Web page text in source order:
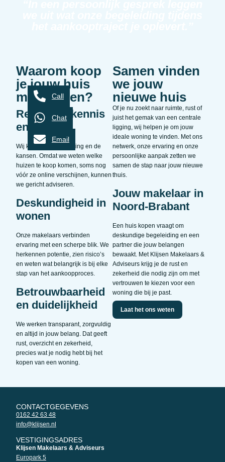
Waarom koop
je jouw huis
met Klijsen?
Regionale kennis
en inzicht
Wij kennen de omgeving en de
kansen. Omdat we weten welke
huizen te koop komen, soms nog
vóór ze online verschijnen, kunnen
we gericht adviseren.
Deskundigheid in
wonen
Onze makelaars verbinden
ervaring met een scherpe blik. We
herkennen potentie, zien risico’s
en weten wat belangrijk is bij elke
stap van het aankoopproces.
Betrouwbaarheid
en duidelijkheid
We werken transparant, zorgvuldig
en altijd in jouw belang. Dat geeft
rust, overzicht en zekerheid,
precies wat je nodig hebt bij het
kopen van een woning.
Samen vinden
we jouw
nieuwe huis
Of je nu zoekt naar ruimte, rust of
juist het gemak van een centrale
ligging, wij helpen je om jouw
ideale woning te vinden. Met ons
netwerk, onze ervaring en onze
persoonlijke aanpak zetten we
samen de stap naar jouw nieuwe
thuis.
Jouw makelaar in
Noord-Brabant
Een huis kopen vraagt om
deskundige begeleiding en een
partner die jouw belangen
bewaakt. Met Klijsen Makelaars &
Adviseurs krijg je de rust en
zekerheid die nodig zijn om met
vertrouwen te kiezen voor een
woning die bij je past.
Laat het ons weten
CONTACTGEGEVENS
0162 42 63 48
info@klijsen.nl
VESTIGINGSADRES
Klijsen Makelaars & Adviseurs
Europark 5
Call
Chat
Email